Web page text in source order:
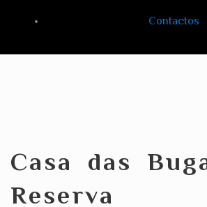
Contactos
Casa das
Reserva